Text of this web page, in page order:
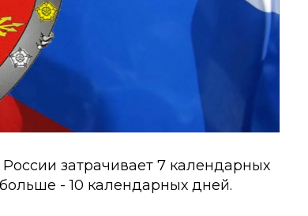
затрачивает 7 календарных
- 10 календарных дней.